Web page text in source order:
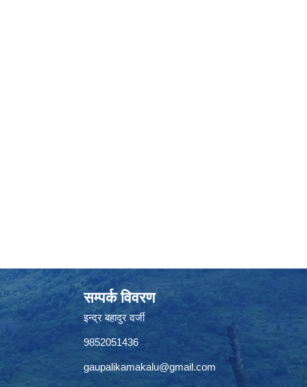
सम्पर्क विवरण
इन्द्र बहादुर दर्जी
9852051436
gaupalikamakalu@gmail.com